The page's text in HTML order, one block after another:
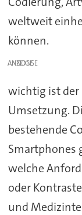
weltweit
können.
ANZEIGE
wichtig ist der
Umsetzung.
bestehende
Smartphones
welche
oder
und